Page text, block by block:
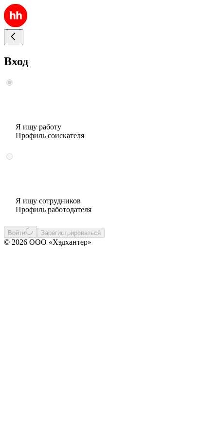
Вход
Я ищу работу
Профиль соискателя
Я ищу сотрудников
Профиль работодателя
Войти Зарегистрироваться
© 2026 ООО «Хэдхантер»